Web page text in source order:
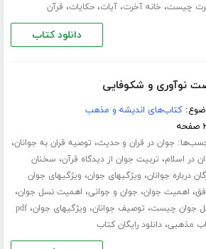
چیست، خانه آخرت،آیات،حکایات، قرآن
دانلود کتاب
نوآوری و شکوفایی
کتاب‌های اندیشه و مذهب
جوان در قران و حدیث، توصیه قران به جوانان،
در اسلام، تربیت جوان از دیدگاه قرآن، سخنان
درباره جوانان، ویژگیهای جوان، ویژگیهای جوان
، اهمیت جوان، جوان و جوانی، اهمیت نسل جوان،
جوان چیست، توصیف جوانان، ویژگیهای جوان،pdf
مذهبی،دانلود رایگان کتاب